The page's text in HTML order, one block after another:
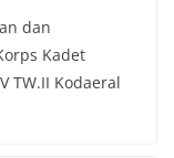
dan
Kadet
TW.II Kodaeral